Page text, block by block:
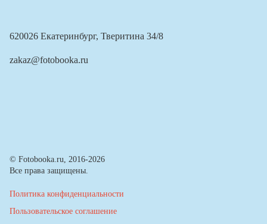
620026 Екатеринбург, Тверитина 34/8
zakaz@fotobooka.ru
© Fotobooka.ru, 2016-2026
Все права защищены.
Политика конфиденциальности
Пользовательское соглашение